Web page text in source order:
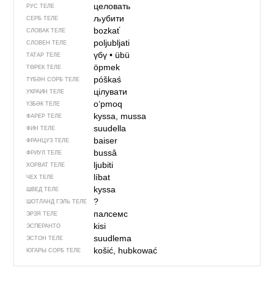
РУС ТЕЛЕ целовать
СЕРБ ТЕЛЕ љубити
СЛОВАК ТЕЛЕ bozkať
СЛОВЕН ТЕЛЕ poljubljati
ТАТАР ТЕЛЕ үбү• übü
ТӨРЕК ТЕЛЕ öpmek
ТҮБӘН СОРБ ТЕЛЕ póškaś
УКРАИН ТЕЛЕ цілувати
ҮЗБӘК ТЕЛЕ o‘pmoq
ФАРЕР ТЕЛЕ kyssa, mussa
ФИН ТЕЛЕ suudella
ФРАНЦУЗ ТЕЛЕ baiser
ФРИУЛ ТЕЛЕ bussâ
ХОРВАТ ТЕЛЕ ljubiti
ЧЕХ ТЕЛЕ líbat
ШВЕД ТЕЛЕ kyssa
ШОТЛАНД ГЭЛЬ ТЕЛЕ ?
ЭРЗЯ ТЕЛЕ палсемс
ЭСПЕРАНТО kisi
ЭСТОН ТЕЛЕ suudlema
ЮГАРЫ СОРБ ТЕЛЕ košić, hubkować